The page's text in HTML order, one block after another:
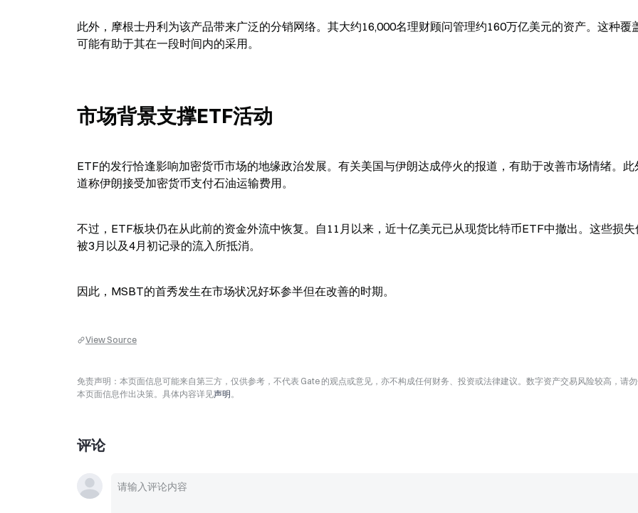
此外，摩根士丹利为该产品带来广泛的分销网络。其大约16,000名理财顾问管理约160万亿美元的资产。这种覆
可能有助于其在一段时间内的采用。
市场背景支撑ETF活动
ETF的发行恰逢影响加密货币市场的地缘政治发展。有关美国与伊朗达成停火的报道，有助于改善市场情绪。此
道称伊朗接受加密货币支付石油运输费用。
不过，ETF板块仍在从此前的资金外流中恢复。自11月以来，近十亿美元已从现货比特币ETF中撤出。这些损
被3月以及4月初记录的流入所抵消。
因此，MSBT的首秀发生在市场状况好坏参半但在改善的时期。
View Source
免责声明：本页面信息可能来自第三方，仅供参考，不代表 Gate 的观点或意见，亦不构成任何财务、投资或法律建议。数字资产交易风险较高，请
本页面信息作出决策。具体内容详见声明。
评论